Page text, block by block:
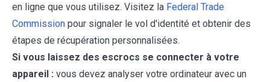
en ligne que vous utilisez. Visitez la Federal Trade
Commission pour signaler le vol d'identité et obtenir des
étapes de récupération personnalisées.
Si vous laissez des escrocs se connecter à votre
appareil : vous devez analyser votre ordinateur avec un